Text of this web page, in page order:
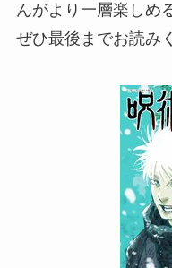
んがより一層楽しめ
ぜひ最後までお読み